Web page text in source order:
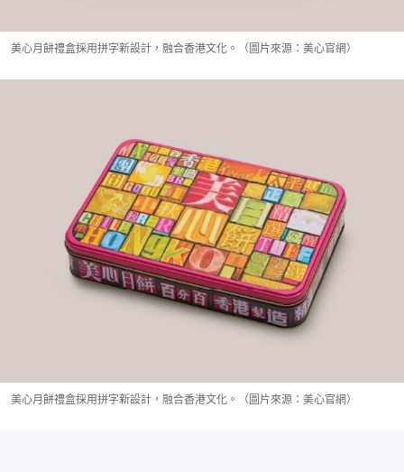
美心月餅禮盒採用拼字新設計，融合香港文化。（圖片來源：美心官網）
美心月餅禮盒採用拼字新設計，融合香港文化。（圖片來源：美心官網）